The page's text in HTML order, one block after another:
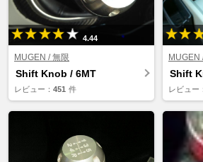
4.44
MUGEN / 無限
Shift Knob / 6MT
レビュー： 451 件
MUGEN
Shift
レビュー：